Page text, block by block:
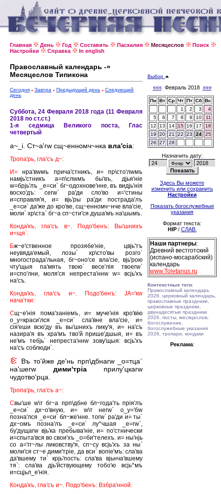
Главная День Год Составить Пасхалия Месяцеслов
Поиск
Настройки
Справка In english
Православный календарь -»
Месяцеслов Типикона
Сегодня Завтра Предыдущий день
Следующий
день
Суббота, 24 Февраля 2018 года (11 Февраля
2018 по ст.ст.)
1-я седмица Великого поста, Глас
четвертый
а~_i. Ст~а'гw сщ~енномч~нка вла'сiа:
Тропа'рь, гла'съ д~:
И= нра'вwмъ прича'стникъ, и= пр\сто'лwмъ
намjь'стникъ а=п\слwмъ бы'въ, дjья'нiе
w=брjь'лъ _е=си` бг~одохнове'нне, въ видjь'нiя
восхо'дъ: сегw` ра'ди сло'во и='стины
и=справля'я, и= вjь'ры ра'ди пострада'лъ
_е=си` да'же до кро'ве, сщ~енномч~нче вла'сiе,
моли` хр\ста` бг~а сп~сти'ся душа'мъ на'шымъ.
Конда'къ, гла'съ в~. Подо'бенъ: Вы'шнихъ
и=щя`:
Бж~е'ственное прозябе'нiе, цвjь'тъ
неувяда'емый, лозы` хр\сто'вы розго`
многострада'льная, бг~оно'се вла'сiе, вjь'рою
чту'щыя па'мять твою` весе'лiя твоегw`
и=спо'лни, моля'ся непреста'ннw w= всjь'хъ
на'съ.
Конда'къ, гла'съ и~. Подо'бенъ: JА='кw
нача'тки:
Сщ~е'нiя пома'занiемъ, и= муче'нiя кро'вiю
о_у=краси'лся _е=си` сла'вне вла'сiе, и=
сiя'еши всю'ду въ вы'шнихъ лику'я, и= на'съ
назира'я въ хра'мъ тво'й прише'дшыя, и= въ
не'мъ тебjь` непреста'ннw зову'щыя: всjь'хъ
на'съ соблюди`.
Въ то'йже де'нь прп\дбнагw _о=тца`
на'шегw дими'трiаприлу'цкагw
чудотво'рца.
Тропа'рь, гла'съ а~:
Свы'ше w\т бг~а прп\дбне бл~года'ть прiя'лъ
_е=си` дх~о'вную, и= w\т негw` о_у='бw
позна'лся _е=си` бл~же'нне. тогw` ра'ди и= ты`
дх~омъ позна'лъ _е=си` лу^чшая _е=гw`,
бу'дущагw вjь'ка пребыва'нiе, и= по'стнически
и=спыта'вся во свои'хъ _о=би'телехъ. и= ны'нjь
со а='гг~лы ликовству'я, сп~су всjь'хъ за ны`
моли'ся ст~е дими'трiе, да вси` вопiе'мъ: сла'ва
да'вшему ти` крjь'пость: сла'ва вjьнча'вшему
тя`: сла'ва дjь'йствующему тобо'ю всjь^мъ
и=сцjьл_е'нiя.
Конда'къ, гла'съ и~. Подо'бенъ: Взбра'нной:
Выбор
«««Февраль 2018 »»»
Пн Вт Ср Чт Пт Сб Вс
1
2 3
4
5
6 7 8 9 10
11
12
13 14 15 16 17
18
19
20 21 22 23 24
25
26
27 28
Назначить дату:
Здесь Вы можете
изменить или сохранить
Настройки
Показать богослужебные
указания
Формат текста:
HIP/ СЛАВ.
Наши партнеры:
Древний вестготский
(испано-мосарабский)
календарь
www.Toletanus.ru
Контекстные теги:
Православный календарь
2026, церковный календарь,
православные праздники,
церковные праздники,
двунадесятые праздники
2026, посты, месяцеслов,
богослужение,
богослужебные указания
2026, тропари, кондаки
Реклама: